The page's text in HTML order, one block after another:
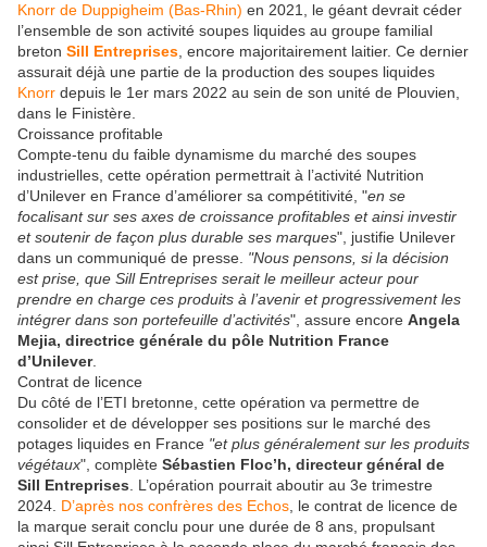
Knorr de Duppigheim (Bas-Rhin) en 2021, le géant devrait céder
l’ensemble de son activité soupes liquides au groupe familial
breton Sill Entreprises , encore majoritairement laitier. Ce dernier
assurait déjà une partie de la production des soupes liquides
Knorr depuis le 1er mars 2022 au sein de son unité de Plouvien,
dans le Finistère.
Croissance profitable
Compte-tenu du faible dynamisme du marché des soupes
industrielles, cette opération permettrait à l’activité Nutrition
d’Unilever en France d’améliorer sa compétitivité, "en se
focalisant sur ses axes de croissance profitables et ainsi investir
et soutenir de façon plus durable ses marques", justifie Unilever
dans un communiqué de presse. "Nous pensons, si la décision
est prise, que Sill Entreprises serait le meilleur acteur pour
prendre en charge ces produits à l’avenir et progressivement les
intégrer dans son portefeuille d’activités", assure encore Angela
Mejia, directrice générale du pôle Nutrition France
d’Unilever.
Contrat de licence
Du côté de l’ETI bretonne, cette opération va permettre de
consolider et de développer ses positions sur le marché des
potages liquides en France "et plus généralement sur les produits
végétaux", complète Sébastien Floc’h, directeur général de
Sill Entreprises . L’opération pourrait aboutir au 3e trimestre
2024. D’après nos confrères des Echos , le contrat de licence de
la marque serait conclu pour une durée de 8 ans, propulsant